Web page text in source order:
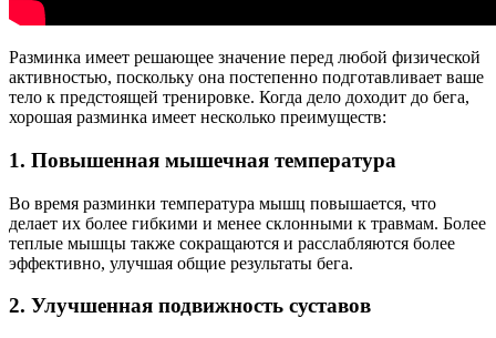
Разминка имеет решающее значение перед любой физической
активностью, поскольку она постепенно подготавливает ваше
тело к предстоящей тренировке. Когда дело доходит до бега,
хорошая разминка имеет несколько преимуществ:
1. Повышенная мышечная температура
Во время разминки температура мышц повышается, что
делает их более гибкими и менее склонными к травмам. Более
теплые мышцы также сокращаются и расслабляются более
эффективно, улучшая общие результаты бега.
2. Улучшенная подвижность суставов